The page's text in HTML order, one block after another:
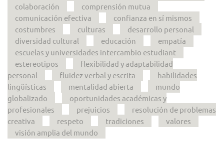
colaboración
comprensión mutua
comunicación efectiva
confianza en sí mismos
costumbres
culturas
desarrollo personal
diversidad cultural
educación
empatía
escuelas y universidades intercambio estudiant
estereotipos
flexibilidad y adaptabilidad
personal
fluidez verbal y escrita
habilidades
lingüísticas
mentalidad abierta
mundo
globalizado
oportunidades académicas y
profesionales
prejuicios
resolución de problemas
creativa
respeto tradiciones
valores
visión amplia del mundo